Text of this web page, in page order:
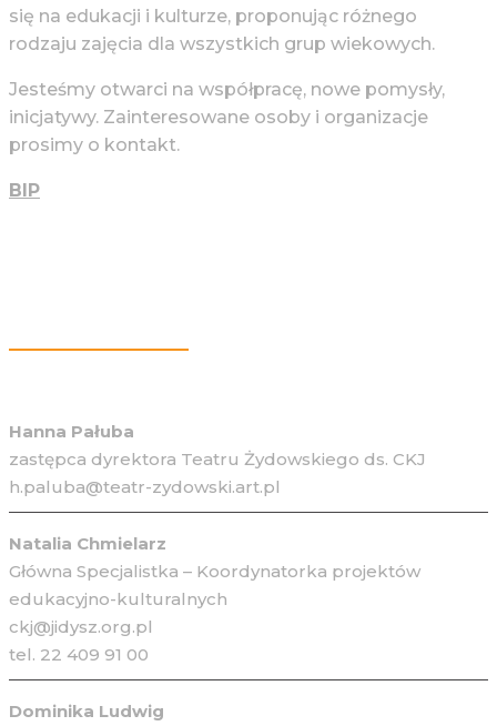
się na edukacji i kulturze, proponując różnego
rodzaju zajęcia dla wszystkich grup wiekowych.
Jesteśmy otwarci na współpracę, nowe pomysły,
inicjatywy. Zainteresowane osoby i organizacje
prosimy o kontakt.
BIP
Hanna Pałuba
zastępca dyrektora Teatru Żydowskiego ds. CKJ
h.paluba@teatr-zydowski.art.pl
Natalia Chmielarz
Główna Specjalistka – Koordynatorka projektów
edukacyjno-kulturalnych
ckj@jidysz.org.pl
tel. 22 409 91 00
Dominika Ludwig